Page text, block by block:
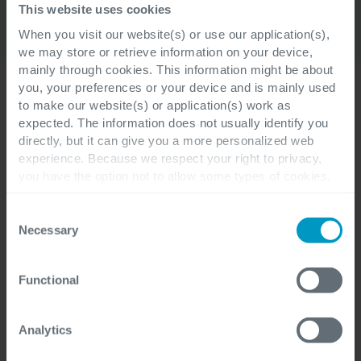
This website uses cookies
When you visit our website(s) or use our application(s),
we may store or retrieve information on your device,
mainly through cookies. This information might be about
you, your preferences or your device and is mainly used
to make our website(s) or application(s) work as
expected. The information does not usually identify you
directly, but it can give you a more personalized web
experience. Because we respect your right to privacy,
you disable certain cookies, you should be aware that
certain website or application elements may be impacted
services we are able to offer.
Selection
Necessary
Functional
Analytics
ondersteunen.”